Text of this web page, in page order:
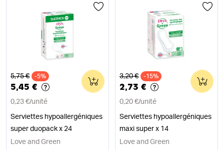
Ancien prix
5,75 € -5%
5,45 €
0,23 €/unité
Serviettes hypoallergéniques
super duopack x 24
0
Love and Green
Ancien prix
3,20 € -15%
2,73 €
0,20 €/unité
Serviettes hypoallergéniques
maxi super x 14
0
Love and Green